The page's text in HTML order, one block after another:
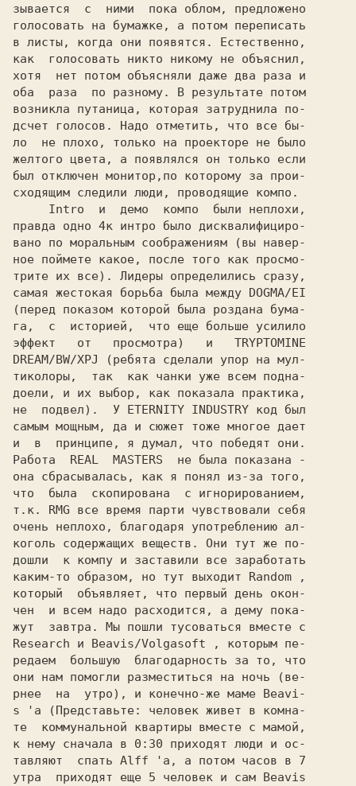
зывается  с  ними  пока облом, предложено
голосовать на бумажке, а потом переписать
в листы, когда они появятся. Естественно,
как  голосовать никто никому не объяснил,
хотя  нет потом объясняли даже два раза и
оба  раза  по разному. В результате потом
возникла путаница, которая затруднила по-
дсчет голосов. Надо отметить, что все бы-
ло  не плохо, только на проекторе не было
желтого цвета, а появлялся он только если
был отключен монитор,по которому за прои-
сходящим следили люди, проводящие компо.
правда одно 4к интро было дисквалифициро-
вано по моральным соображениям (вы навер-
ное поймете какое, после того как просмо-
трите их все). Лидеры определились сразу,
самая жестокая борьба была между
(перед показом которой была роздана бума-
га,  с  историей,  что еще больше усилило
эффект   от   просмотра)   и TRYPTOMINE
DREAM/BW/XPJ
(ребята сделали упор на мул-
тиколоры,  так  как чанки уже всем подна-
доели, и их выбор, как показала практика,
не  подвел).  У ETERNITY INDUSTRY код был
самым мощным, да и сюжет тоже многое дает
и  в  принципе, я думал, что победят они.
Работа REAL  MASTERS не была показана -
она сбрасывалась, как я понял из-за того,
что  была  скопирована  с игнорированием,
т.к. RMG все время парти чувствовали себя
очень неплохо, благодаря употреблению ал-
коголь содержащих веществ. Они тут же по-
дошли  к компу и заставили все заработать
каким-то образом, но тут выходит Random
,
который  объявляет, что первый день окон-
чен  и всем надо расходится, а дему пока-
Research и Beavis/Volgasoft
, которым пе-
редаем  большую  благодарность за то, что
они нам помогли разместиться на ночь (ве-
рнее  на  утро), и конечно-же маме Beavi-
s
'a (Представьте: человек живет в комна-
те  коммунальной квартиры вместе с мамой,
к нему сначала в 0:30 приходят люди и ос-
тавляют  спать Alff
'a, а потом часов в 7
утра  приходят еще 5 человек и сам